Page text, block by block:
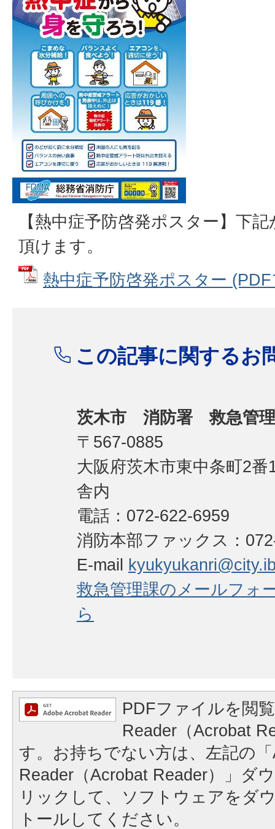
【熱中症予防啓発ポスター】下
頂けます。
熱中症予防啓発ポスター
この記事に関するお
茨木市 消防署 救急管
〒567-0885
大阪府茨木市東中条町2
舎内
電話：072-622-6959
消防本部ファックス：
E-mail
救急管理課のメールフォ
ら
PDFファイルを閲
Reader（Acrobat
す。お持ちでない方は、左記の
Reader（Acrobat Reader）」ダ
リックして、ソフトウェアをダ
トールしてください。